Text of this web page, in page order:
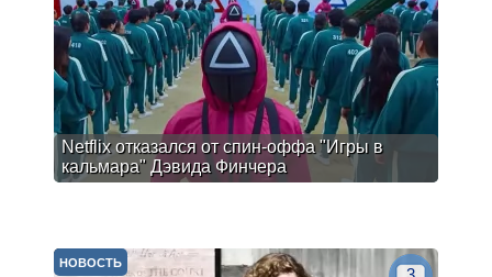
Netflix отказался от спин-оффа "Игры в
кальмара" Дэвида Финчера
НОВОСТЬ